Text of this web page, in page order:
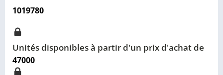
1019780
Unités disponibles à partir d'un prix d'achat de
47000